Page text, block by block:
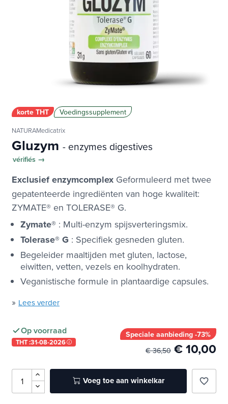
korte THT Voedingssupplement
NATURAMedicatrix
Gluzym - enzymes digestives
vérifiés →
Exclusief enzymcomplex Geformuleerd met twee
gepatenteerde ingrediënten van hoge kwaliteit:
ZYMATE® en TOLERASE® G.
Zymate® : Multi-enzym spijsverteringsmix.
Tolerase® G : Specifiek gesneden gluten.
Begeleider maaltijden met gluten, lactose,
eiwitten, vetten, vezels en koolhydraten.
Veganistische formule in plantaardige capsules.
» Lees verder
Op voorraad
THT :31-08-2026
Speciale aanbieding -73%
€ 36,50 € 10,00
Voeg toe aan winkelkar favorite_border